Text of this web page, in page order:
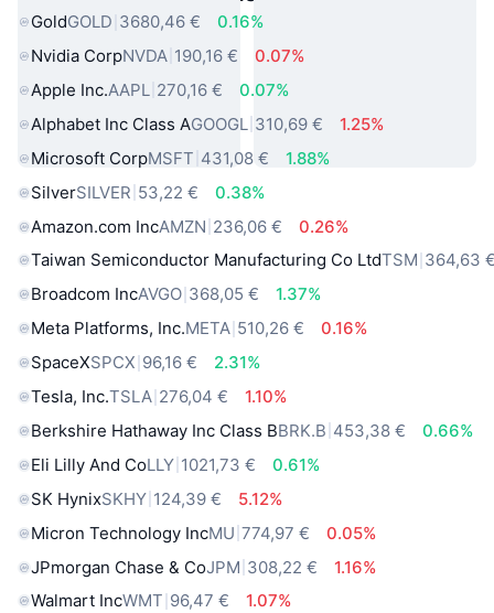
GoldGOLD 3680,46 €
0.16%
Nvidia CorpNVDA 190,16 €
0.07%
Apple Inc.AAPL 270,16 €
0.07%
Alphabet Inc Class AGOOGL 310,69 €
1.25%
Microsoft CorpMSFT 431,08 €
1.88%
SilverSILVER 53,22 €
0.38%
Amazon.com IncAMZN 236,06 €
0.26%
Taiwan Semiconductor Manufacturing Co LtdTSM 364,63
Broadcom IncAVGO 368,05 €
1.37%
Meta Platforms, Inc.META 510,26 €
0.16%
SpaceXSPCX 96,16 €
2.31%
Tesla, Inc.TSLA 276,04 €
1.10%
Berkshire Hathaway Inc Class BBRK.B 453,38 €
0.66%
Eli Lilly And CoLLY 1021,73 €
0.61%
SK HynixSKHY 124,39 €
5.12%
Micron Technology IncMU 774,97 €
0.05%
JPmorgan Chase & CoJPM 308,22 €
1.16%
Walmart IncWMT 96,47 € 1.07%